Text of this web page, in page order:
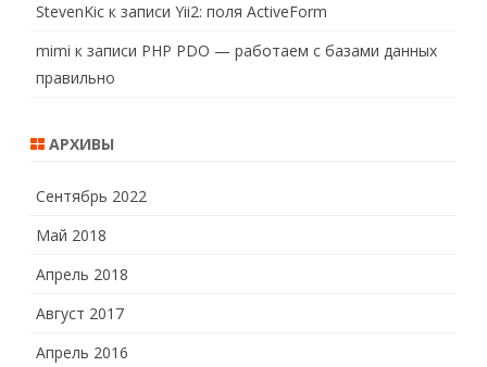
StevenKic к записи Yii2: поля ActiveForm
mimi к записи PHP PDO — работаем с базами данных
правильно
АРХИВЫ
Сентябрь 2022
Май 2018
Апрель 2018
Август 2017
Апрель 2016